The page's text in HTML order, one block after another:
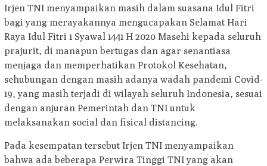
Irjen TNI menyampaikan masih dalam suasana Idul Fitri
bagi yang merayakannya mengucapakan Selamat Hari
Raya Idul Fitri 1 Syawal 1441 H 2020 Masehi kepada seluruh
prajurit, di manapun bertugas dan agar senantiasa
menjaga dan memperhatikan Protokol Kesehatan,
sehubungan dengan masih adanya wadah pandemi Covid-
19, yang masih terjadi di wilayah seluruh Indonesia, sesuai
dengan anjuran Pemerintah dan TNI untuk
melaksanakan social dan fisical distancing.
Pada kesempatan tersebut Irjen TNI menyampaikan
bahwa ada beberapa Perwira Tinggi TNI yang akan